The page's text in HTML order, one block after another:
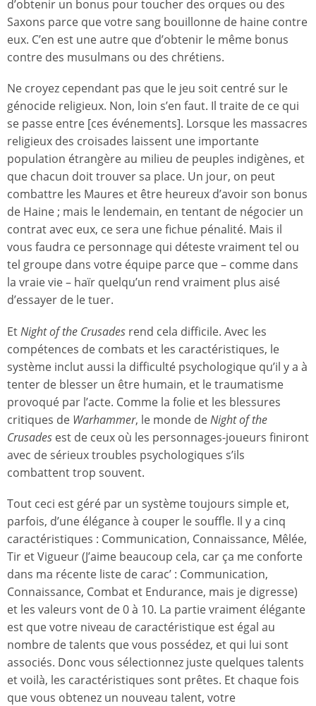
d’obtenir un bonus pour toucher des orques ou des
Saxons parce que votre sang bouillonne de haine contre
eux. C’en est une autre que d’obtenir le même bonus
contre des musulmans ou des chrétiens.
Ne croyez cependant pas que le jeu soit centré sur le
génocide religieux. Non, loin s’en faut. Il traite de ce qui
se passe entre [ces événements]. Lorsque les massacres
religieux des croisades laissent une importante
population étrangère au milieu de peuples indigènes, et
que chacun doit trouver sa place. Un jour, on peut
combattre les Maures et être heureux d’avoir son bonus
de Haine ; mais le lendemain, en tentant de négocier un
contrat avec eux, ce sera une fichue pénalité. Mais il
vous faudra ce personnage qui déteste vraiment tel ou
tel groupe dans votre équipe parce que – comme dans
la vraie vie – haïr quelqu’un rend vraiment plus aisé
d’essayer de le tuer.
EtNight of the Crusades rend cela difficile. Avec les
compétences de combats et les caractéristiques, le
système inclut aussi la difficulté psychologique qu’il y a à
tenter de blesser un être humain, et le traumatisme
provoqué par l’acte. Comme la folie et les blessures
critiques de Warhammer, le monde deNight of the
Crusades est de ceux où les personnages-joueurs finiront
avec de sérieux troubles psychologiques s’ils
combattent trop souvent.
Tout ceci est géré par un système toujours simple et,
parfois, d’une élégance à couper le souffle. Il y a cinq
caractéristiques : Communication, Connaissance, Mêlée,
Tir et Vigueur (J’aime beaucoup cela, car ça me conforte
dans ma récente liste de carac’ : Communication,
Connaissance, Combat et Endurance, mais je digresse)
et les valeurs vont de 0 à 10. La partie vraiment élégante
est que votre niveau de caractéristique est égal au
nombre de talents que vous possédez, et qui lui sont
associés. Donc vous sélectionnez juste quelques talents
et voilà, les caractéristiques sont prêtes. Et chaque fois
que vous obtenez un nouveau talent, votre